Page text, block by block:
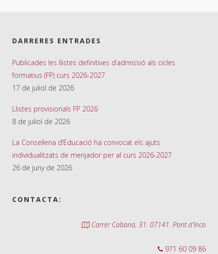
DARRERES ENTRADES
Publicades les llistes definitives d’admissió als cicles
formatius (FP) curs 2026-2027
17 de juliol de 2026
Llistes provisionals FP 2026
8 de juliol de 2026
La Conselleria d’Educació ha convocat els ajuts
individualitzats de menjador per al curs 2026-2027
26 de juny de 2026
CONTACTA:
Carrer Cabana, 31. 07141. Pont d'Inca
971 60 09 86